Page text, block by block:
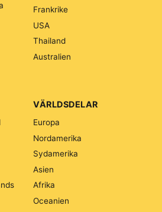
Frankrike
USA
Thailand
Australien
VÄRLDSDELAR
Europa
Nordamerika
Sydamerika
Asien
Afrika
Oceanien